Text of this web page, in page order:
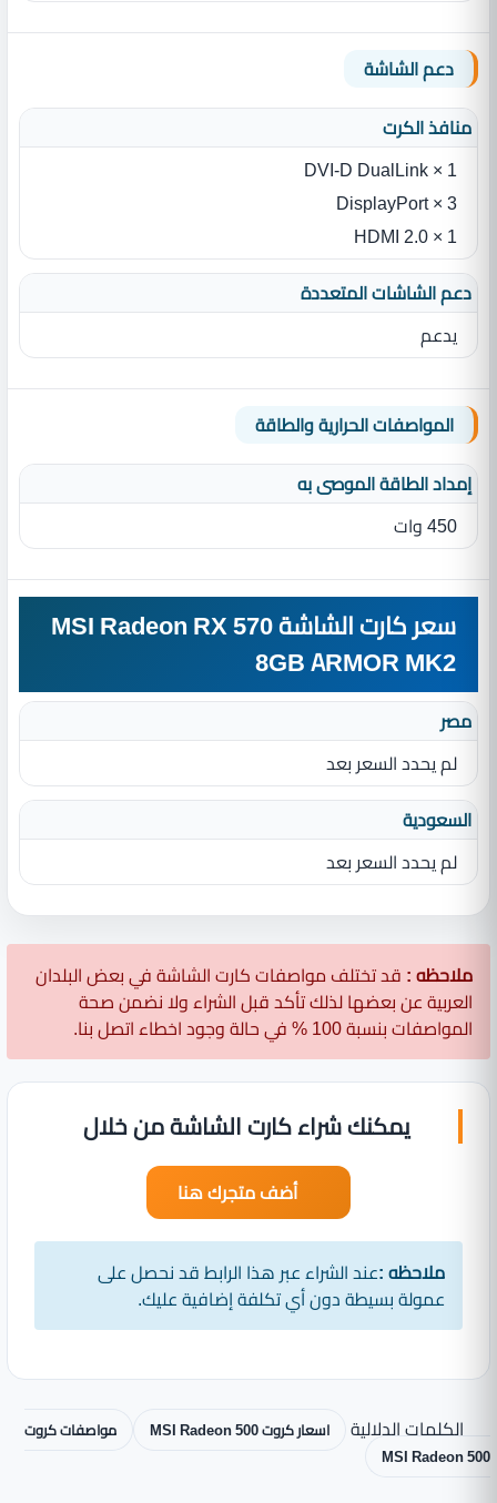
دعم الشاشة
منافذ الكرت
1 × DVI-D DualLink
3 × DisplayPort
1 × HDMI 2.0
دعم الشاشات المتعددة
يدعم
المواصفات الحرارية والطاقة
إمداد الطاقة الموصى به
450 وات
سعر كارت الشاشة MSI Radeon RX 570
8GB ARMOR MK2
مصر
لم يحدد السعر بعد
السعودية
لم يحدد السعر بعد
ملاحظه : قد تختلف مواصفات كارت الشاشة في بعض البلدان
العربية عن بعضها لذلك تأكد قبل الشراء ولا نضمن صحة
المواصفات بنسبة 100 % في حالة وجود اخطاء اتصل بنا.
يمكنك شراء كارت الشاشة من خلال
أضف متجرك هنا
ملاحظه :عند الشراء عبر هذا الرابط قد نحصل على
عمولة بسيطة دون أي تكلفة إضافية عليك.
الكلمات الدلالية اسعار كروت MSI Radeon 500
مواصفات كروت
MSI Radeon 500